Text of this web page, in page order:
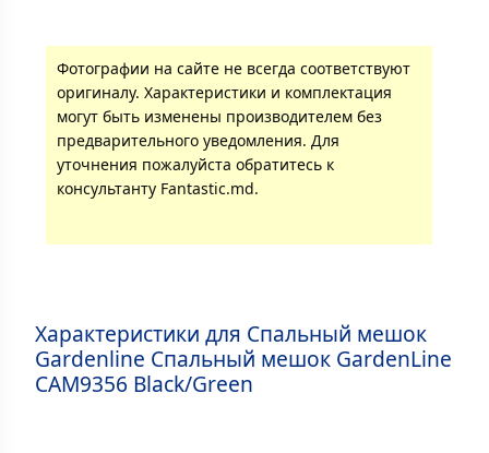
Фотографии на сайте не всегда соответствуют
оригиналу. Характеристики и комплектация
могут быть изменены производителем без
предварительного уведомления. Для
уточнения пожалуйста обратитесь к
консультанту Fantastic.md.
Характеристики для Спальный мешок
Gardenline Спальный мешок GardenLine
CAM9356 Black/Green